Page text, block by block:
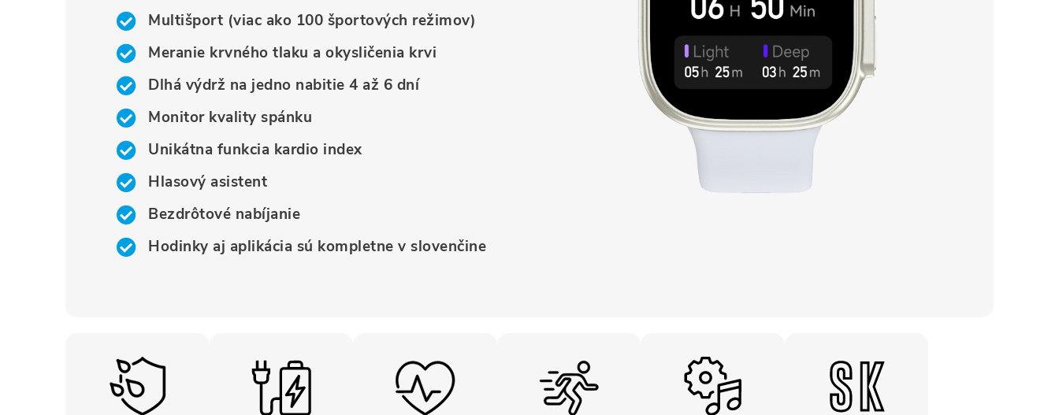
Multišport (viac ako 100 športových režimov)
Meranie krvného tlaku a okysličenia krvi
Dlhá výdrž na jedno nabitie 4 až 6 dní
Monitor kvality spánku
Unikátna funkcia kardio index
Hlasový asistent
Bezdrôtové nabíjanie
Hodinky aj aplikácia sú kompletne v slovenčine